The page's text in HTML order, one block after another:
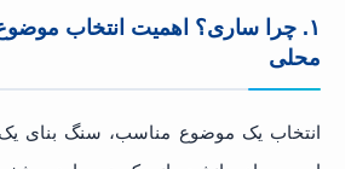
۱. چرا ساری؟ اهمیت انتخاب
محلی
انتخاب یک موضوع مناسب، سنگ بنای یک